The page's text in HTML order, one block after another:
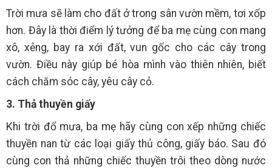
Trời mưa sẽ làm cho đất ở trong sân vườn mềm, tơi xốp
hơn. Đây là thời điểm lý tưởng để ba mẹ cùng con mang
xô, xẻng, bay ra xới đất, vun gốc cho các cây trong
vườn. Điều này giúp bé hòa mình vào thiên nhiên, biết
cách chăm sóc cây, yêu cây cỏ.
3. Thả thuyền giấy
Khi trời đổ mưa, ba mẹ hãy cùng con xếp những chiếc
thuyền nan từ các loại giấy thủ công, giấy báo. Sau đó
cùng con thả những chiếc thuyền trôi theo dòng nước